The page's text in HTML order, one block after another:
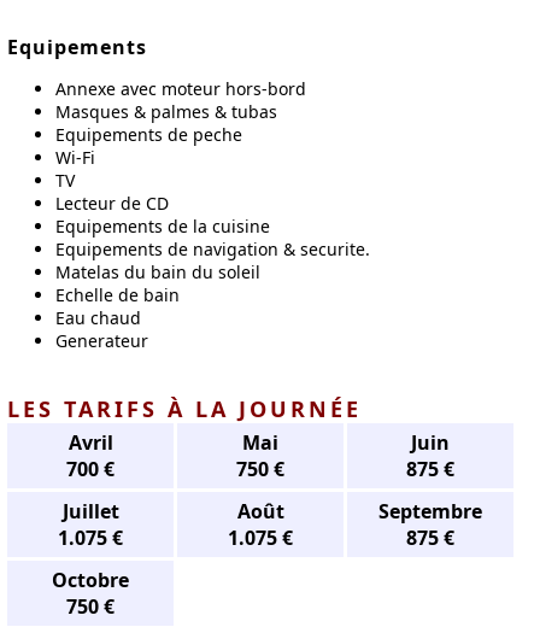
Equipements
Annexe avec moteur hors-bord
Masques & palmes & tubas
Equipements de peche
Wi-Fi
TV
Lecteur de CD
Equipements de la cuisine
Equipements de navigation & securite.
Matelas du bain du soleil
Echelle de bain
Eau chaud
Generateur
LES TARIFS À LA JOURNÉE
Avril
700 €
Mai
750 €
Juin
875 €
Juillet
1.075 €
Août
1.075 €
Septembre
875 €
Octobre
750 €